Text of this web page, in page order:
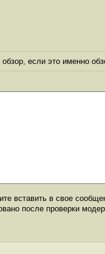
если это именно
вставить в свое
после проверки